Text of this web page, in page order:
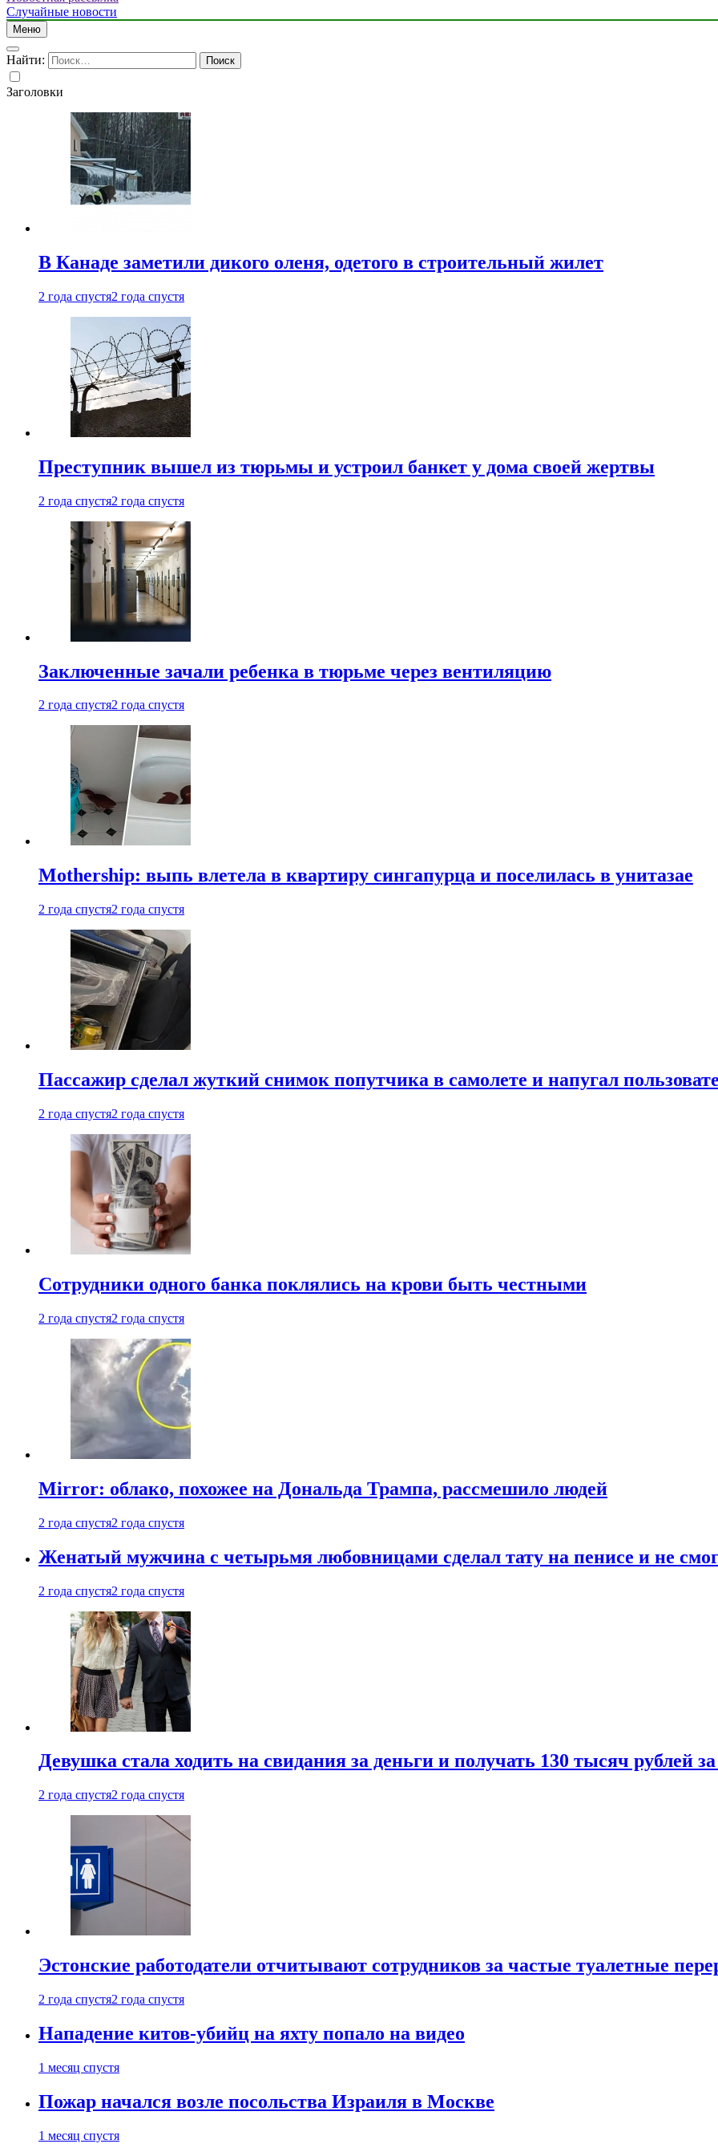
Случайные новости
Меню
Найти:
Заголовки
В Канаде заметили дикого оленя, одетого в строительный жилет
2 года спустя2 года спустя
Преступник вышел из тюрьмы и устроил банкет у дома своей жертвы
2 года спустя2 года спустя
Заключенные зачали ребенка в тюрьме через вентиляцию
2 года спустя2 года спустя
Mothership: выпь влетела в квартиру сингапурца и поселилась в унитазае
2 года спустя2 года спустя
Пассажир сделал жуткий снимок попутчика в самолете и напугал
2 года спустя2 года спустя
Сотрудники одного банка поклялись на крови быть честными
2 года спустя2 года спустя
Mirror: облако, похожее на Дональда Трампа, рассмешило людей
2 года спустя2 года спустя
Женатый мужчина с четырьмя любовницами сделал тату на пенисе и не
2 года спустя2 года спустя
Девушка стала ходить на свидания за деньги и получать 130 тысяч рублей
2 года спустя2 года спустя
Эстонские работодатели отчитывают сотрудников за частые туалетные
2 года спустя2 года спустя
Нападение китов-убийц на яхту попало на видео
1 месяц спустя
Пожар начался возле посольства Израиля в Москве
1 месяц спустя